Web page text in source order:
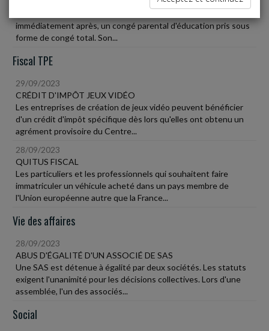
immédiatement après, un congé parental d'éducation pris sous
forme de congé total. Son...
Fiscal TPE
29/09/2023
CRÉDIT D'IMPÔT JEUX VIDÉO
Les entreprises de création de jeux vidéo peuvent bénéficier
d'un crédit d'impôt spécifique dès lors qu'elles ont obtenu un
agrément provisoire du Centre...
28/09/2023
QUITUS FISCAL
Les particuliers et les professionnels qui souhaitent faire
immatriculer un véhicule acheté dans un pays membre de
l'Union européenne autre que la France...
Vie des affaires
28/09/2023
ABUS D'ÉGALITÉ D'UN ASSOCIÉ DE SAS
Une SAS est détenue à égalité par deux sociétés. Les statuts
exigent l'unanimité pour les décisions collectives. Lors d'une
assemblée, l'un des associés...
Social